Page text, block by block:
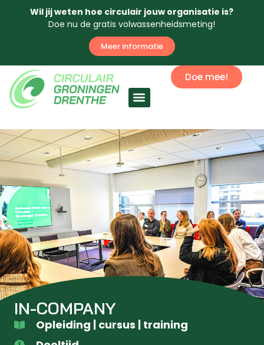
Wil jij weten hoe circulair jouw organisatie is?
Doe nu de gratis volwassenheidsmeting!
Meer informatie
Doe mee!
IN-COMPANY
Opleiding | cursus | training